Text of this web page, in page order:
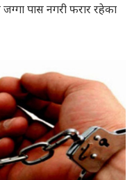
पास नगरी फरार रहेका